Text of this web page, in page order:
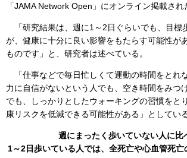
「JAMA Network Open」にオンライン掲載され
「研究結果は、週に1～2日ぐらいでも、目標
が、健康に十分に良い影響をもたらす可能性が
ものです」と、研究者は述べている。
「仕事などで毎日忙しくて運動の時間をとれ
力に自信がないという人でも、空き時間をみつ
でも、しっかりとしたウォーキングの習慣をと
康リスクを低減できる可能性がある」としている
週にまったく歩いていない人に比
1～2日歩いている人では、全死亡や心血管死亡